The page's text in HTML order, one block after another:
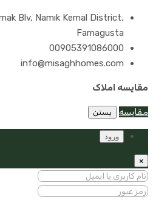
Blv, Namık Kemal District,
Famagusta
00905391086000
info@misaghhomes.com
مقایسه املاک
مقایسه بستن
ورود
×